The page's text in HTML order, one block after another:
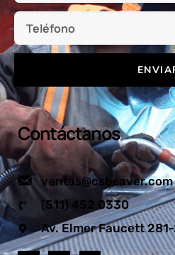
Contáctanos
ventas@csbeaver.com
(511) 452 0330
Av. Elmer Faucett